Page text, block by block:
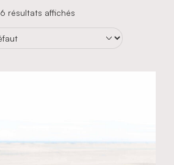
6 résultats affichés